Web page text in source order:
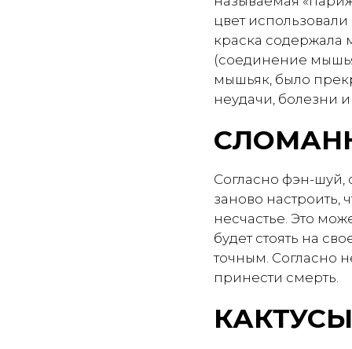
цвет
краска содержала
(соединение
мышьяк, было
неудачи, болезни
Согласно фэн-шуй,
заново настроить,
несчастье. Это
будет стоять на
точным. Согласно
принести смерть.
КАКТУСЫ